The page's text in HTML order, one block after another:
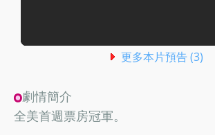
更多本片預告 (3)
劇情簡介
全美首週票房冠軍。